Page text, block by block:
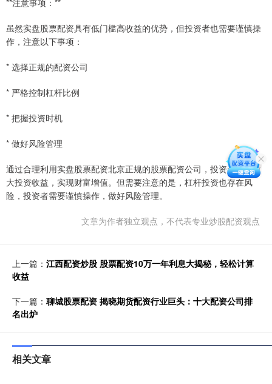
**注意事项：**
虽然实盘股票配资具有低门槛高收益的优势，但投资者也需要谨慎操
作，注意以下事项：
* 选择正规的配资公司
* 严格控制杠杆比例
* 把握投资时机
* 做好风险管理
通过合理利用实盘股票配资北京正规的股票配资公司，投资者可以放
大投资收益，实现财富增值。但需要注意的是，杠杆投资也存在风
险，投资者需要谨慎操作，做好风险管理。
文章为作者独立观点，不代表专业炒股配资观点
上一篇： 江西配资炒股 股票配资10万一年利息大揭秘，轻松计算
收益
下一篇： 聊城股票配资 揭晓期货配资行业巨头：十大配资公司排
名出炉
相关文章